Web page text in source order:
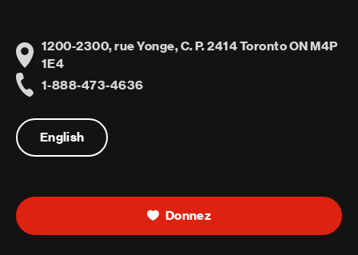
Address
1200-2300, rue Yonge, C. P. 2414 Toronto ON M4P
1E4
1-888-473-4636
English
Donnez